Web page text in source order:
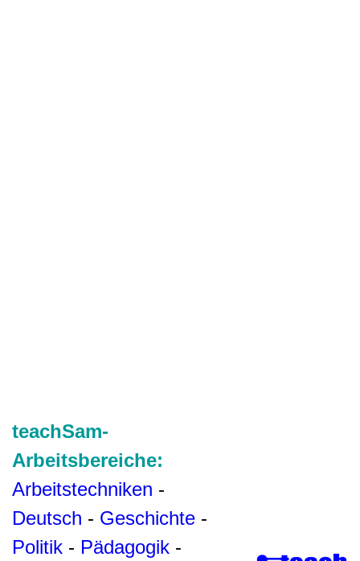
teachSam-
Arbeitsbereiche:
Arbeitstechniken -
Deutsch - Geschichte -
Politik - Pädagogik -